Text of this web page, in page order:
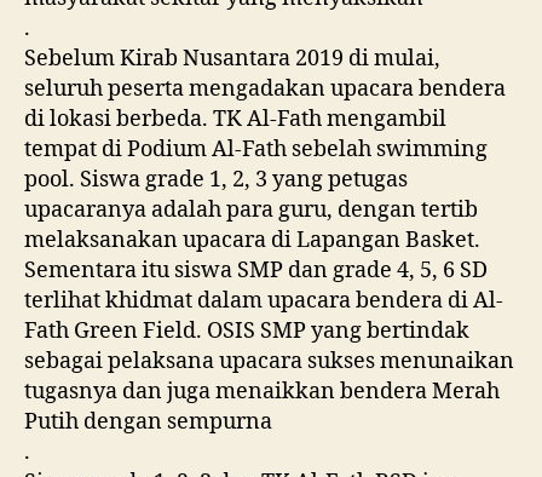
.
Sebelum Kirab Nusantara 2019 di mulai,
seluruh peserta mengadakan upacara bendera
di lokasi berbeda. TK Al-Fath mengambil
tempat di Podium Al-Fath sebelah swimming
pool. Siswa grade 1, 2, 3 yang petugas
upacaranya adalah para guru, dengan tertib
melaksanakan upacara di Lapangan Basket.
Sementara itu siswa SMP dan grade 4, 5, 6 SD
terlihat khidmat dalam upacara bendera di Al-
Fath Green Field. OSIS SMP yang bertindak
sebagai pelaksana upacara sukses menunaikan
tugasnya dan juga menaikkan bendera Merah
Putih dengan sempurna
.